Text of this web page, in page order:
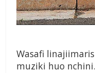
Wasafi
muziki huo